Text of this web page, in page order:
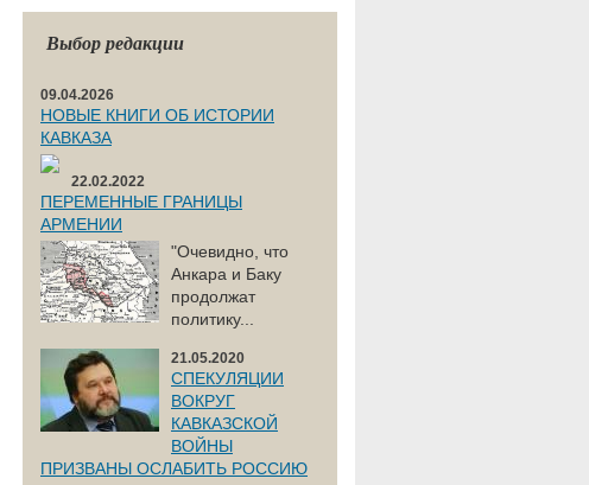
Выбор редакции
09.04.2026
НОВЫЕ КНИГИ ОБ ИСТОРИИ
КАВКАЗА
22.02.2022
ПЕРЕМЕННЫЕ ГРАНИЦЫ
АРМЕНИИ
"Очевидно, что
Анкара и Баку
продолжат
политику...
21.05.2020
СПЕКУЛЯЦИИ
ВОКРУГ
КАВКАЗСКОЙ
ВОЙНЫ
ПРИЗВАНЫ ОСЛАБИТЬ РОССИЮ